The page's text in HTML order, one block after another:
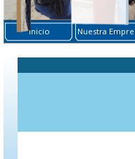
Inicio Nuestra